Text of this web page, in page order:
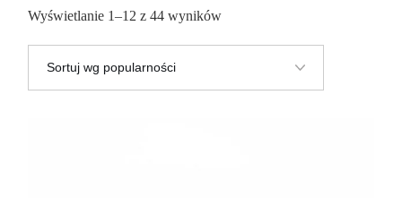
Wyświetlanie 1–12 z 44 wynikówPosortowane